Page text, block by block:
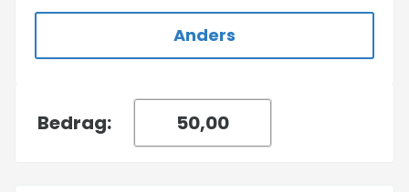
Anders
Bedrag: